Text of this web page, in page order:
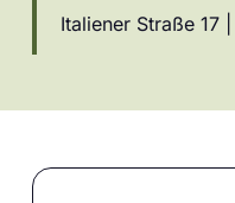
Italiener Straße 17